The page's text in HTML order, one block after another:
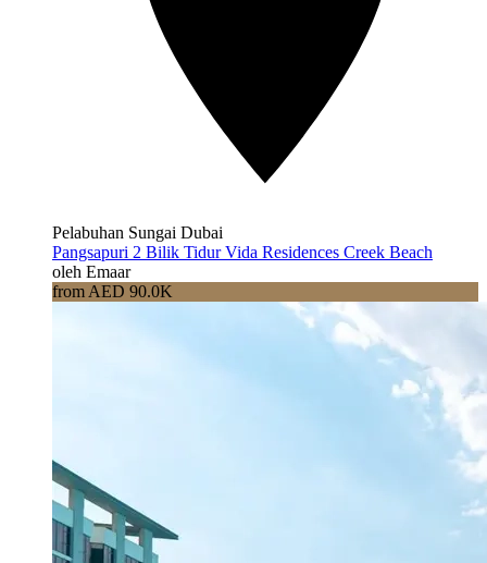
Pelabuhan Sungai Dubai
Pangsapuri 2 Bilik Tidur Vida Residences Creek Beach
oleh Emaar
from AED 90.0K